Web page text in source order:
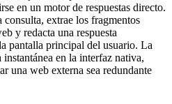
en un motor de respuestas directo.
extrae los fragmentos
y redacta una respuesta
pantalla principal del usuario. La
en la interfaz nativa,
una web externa sea redundante